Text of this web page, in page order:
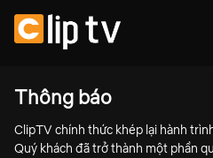
Thông báo
ClipTV chính thức khép lại hành
Quý khách đã trở thành một phần